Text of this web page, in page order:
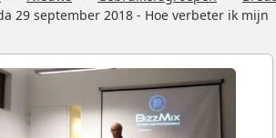
29 september 2018 - Hoe verbeter ik mijn